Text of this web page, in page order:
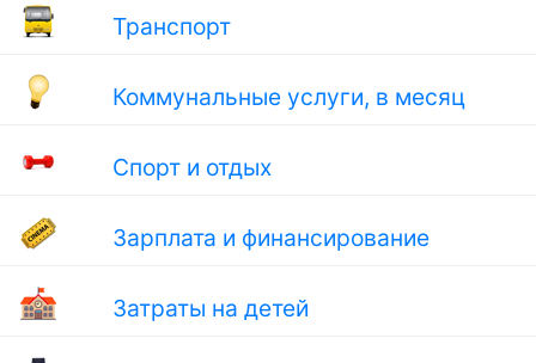
Транспорт
Коммунальные услуги, в месяц
Спорт и отдых
Зарплата и финансирование
Затраты на детей